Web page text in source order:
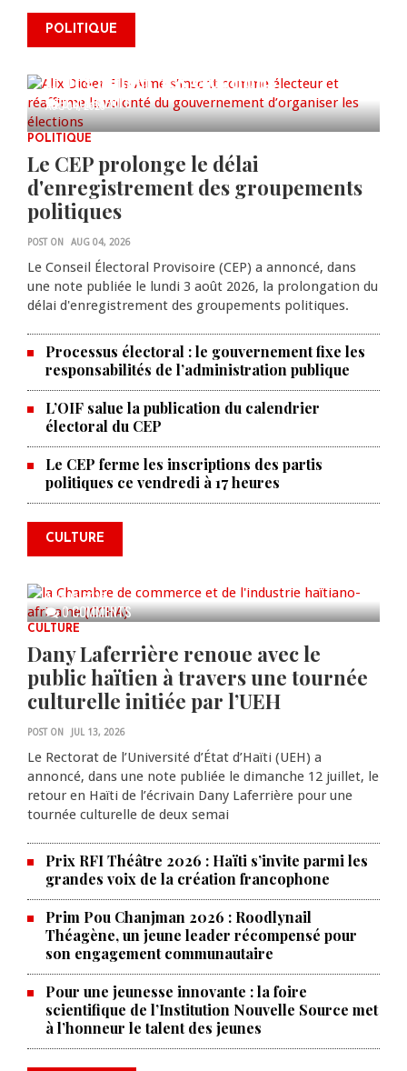
POLITIQUE
0 COMMENTS
Alix Didier Fils-Aimé s’inscrit
comme électeur et réaffirme la
d’organiser les élections
AUG 04, 2026
POLITIQUE
Le CEP prolonge le délai
d'enregistrement des groupements
politiques
POST ON AUG 04, 2026
Le Conseil Électoral Provisoire (CEP) a annoncé, dans
une note publiée le lundi 3 août 2026, la prolongation du
délai d'enregistrement des groupements politiques.
Processus électoral : le gouvernement fixe les
responsabilités de l’administration publique
L’OIF salue la publication du calendrier
électoral du CEP
Le CEP ferme les inscriptions des partis
politiques ce vendredi à 17 heures
CULTURE
0 COMMENTS
La Chambre de commerce et de
l'industrie haïtiano-africaine
annonce des activités pour
commémorer le 235e
anniversaire de la cérémonie du
AUG 05, 2026
CULTURE
Dany Laferrière renoue avec le
public haïtien à travers une tournée
culturelle initiée par l’UEH
POST ON JUL 13, 2026
Le Rectorat de l’Université d’État d’Haïti (UEH) a
annoncé, dans une note publiée le dimanche 12 juillet, le
retour en Haïti de l’écrivain Dany Laferrière pour une
tournée culturelle de deux semai
Prix RFI Théâtre 2026 : Haïti s’invite parmi les
grandes voix de la création francophone
Prim Pou Chanjman 2026 : Roodlynail
Théagène, un jeune leader récompensé pour
son engagement communautaire
Pour une jeunesse innovante : la foire
scientifique de l’Institution Nouvelle Source met
à l’honneur le talent des jeunes
Produire le savoir pour
transformer Haïti : BRH lance la